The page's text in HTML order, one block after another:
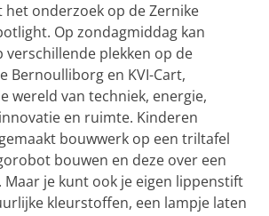
het onderzoek op de Zernike
Op zondagmiddag kan
verschillende plekken op de
Bernoulliborg en KVI-Cart,
wereld van techniek, energie,
en ruimte. Kinderen
bouwwerk op een triltafel
bouwen en deze over een
je kunt ook je eigen lippenstift
kleurstoffen, een lampje laten